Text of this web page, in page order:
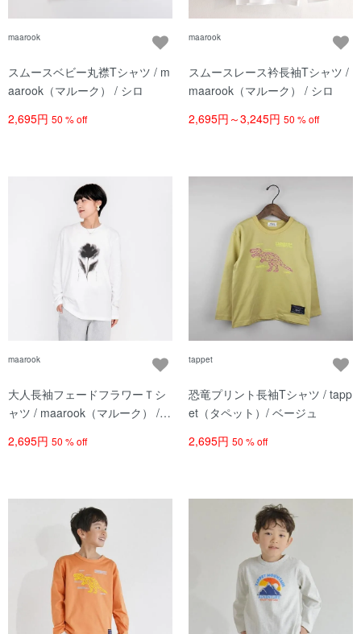
maarook
スムースベビー丸襟Tシャツ / m
aarook（マルーク） / シロ
2,695円 50 % off
maarook
スムースレース衿長袖Tシャツ /
maarook（マルーク） / シロ
2,695円～3,245円 50 % off
maarook
大人長袖フェードフラワーＴシ
ャツ / maarook（マルーク） /
2,695円 50 % off
tappet
恐竜プリント長袖Tシャツ / tapp
et（タペット）/ ベージュ
2,695円 50 % off